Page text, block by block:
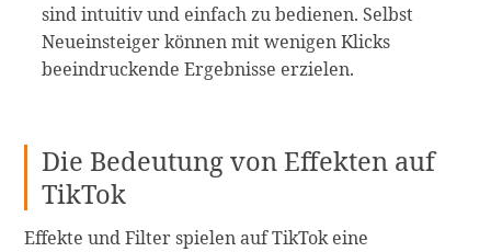
sind intuitiv und einfach zu bedienen. Selbst
Neueinsteiger können mit wenigen Klicks
beeindruckende Ergebnisse erzielen.
Die Bedeutung von Effekten auf
TikTok
Effekte und Filter spielen auf TikTok eine